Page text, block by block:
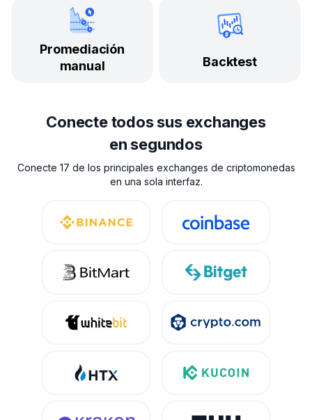
Promediación
manual
Backtest
Conecte todos sus exchanges
en segundos
Conecte 17 de los principales exchanges de criptomonedas
en una sola interfaz.